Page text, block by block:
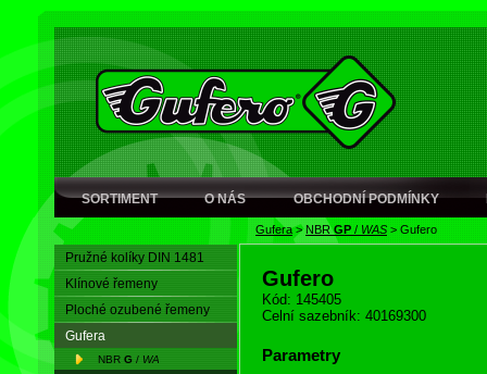
SORTIMENT O NÁS OBCHODNÍ PODMÍNKY
Gufera> NBRGP / WAS > Gufero
Pružné kolíky DIN 1481
Klínové řemeny
Ploché ozubené řemeny
Gufera
NBR G / WA
Gufero
Kód: 145405
Celní sazebník: 40169300
Parametry